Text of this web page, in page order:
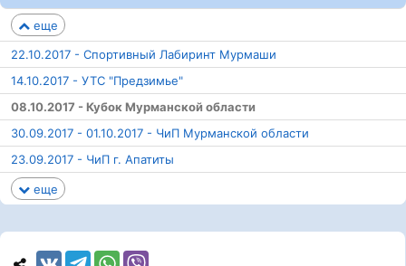
еще
22.10.2017 - Спортивный Лабиринт Мурмаши
14.10.2017 - УТС "Предзимье"
08.10.2017 - Кубок Мурманской области
30.09.2017 - 01.10.2017 - ЧиП Мурманской области
23.09.2017 - ЧиП г. Апатиты
еще